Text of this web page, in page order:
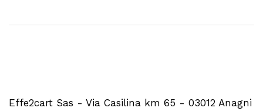
Effe2cart Sas - Via Casilina km 65 - 03012 Anagni